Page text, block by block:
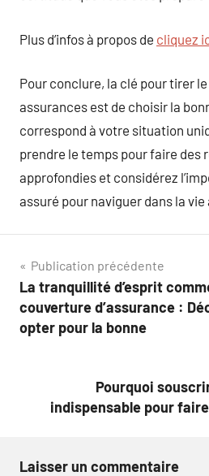
Plus d’infos à propos de cliquez
Pour conclure, la clé pour tirer
assurances est de choisir la
correspond à votre situation
prendre le temps pour faire des
approfondies et considérez
assuré pour naviguer dans la
Navigation
de
l’article
Publication précédente
La tranquillité d’esprit
couverture d’assurance :
opter pour la bonne
Pourquoi
indispensable pour
Laisser un commentaire